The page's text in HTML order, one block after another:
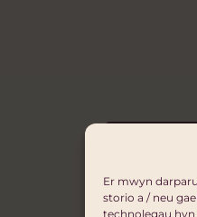
Er mwyn
storio a / neu
technolegau
Click